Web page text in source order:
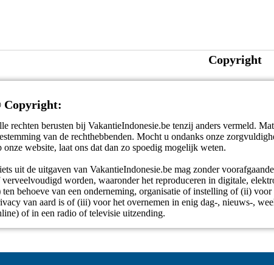
Copyright
Copyright:
rechten berusten bij VakantieIndonesie.be tenzij anders vermeld.
van de rechthebbenden. Mocht u ondanks onze
onze website, laat ons dat dan zo spoedig mogelijk weten.
uit de uitgaven van VakantieIndonesie.be mag zonder
verveelvoudigd worden, waaronder het reproduceren in digitale,
ten behoeve van een onderneming, organisatie of instelling of (ii)
van aard is of (iii) voor het overnemen in enig dag-, nieuws-,
of in een radio of televisie uitzending.